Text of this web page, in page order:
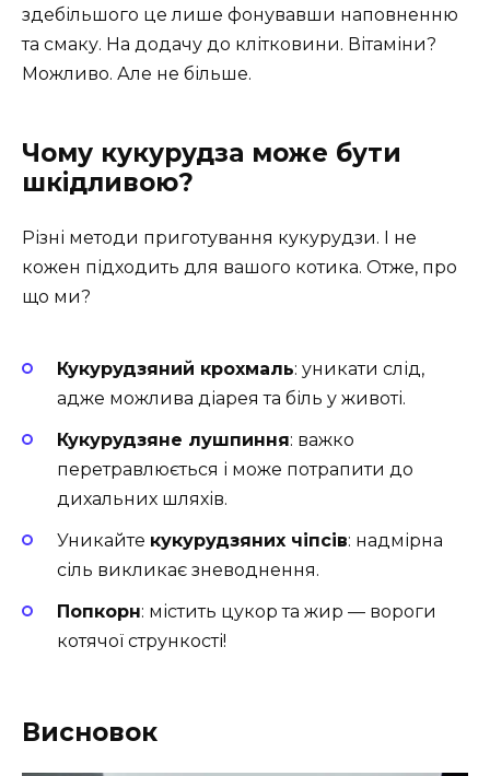
здебільшого це лише фонувавши наповненню
та смаку. На додачу до клітковини. Вітаміни?
Можливо. Але не більше.
Чому кукурудза може бути
шкідливою?
Різні методи приготування кукурудзи. І не
кожен підходить для вашого котика. Отже, про
що ми?
Кукурудзяний крохмаль: уникати слід,
адже можлива діарея та біль у животі.
Кукурудзяне лушпиння: важко
перетравлюється і може потрапити до
дихальних шляхів.
Уникайте кукурудзяних чіпсів: надмірна
сіль викликає зневоднення.
Попкорн: містить цукор та жир — вороги
котячої стрункості!
Висновок